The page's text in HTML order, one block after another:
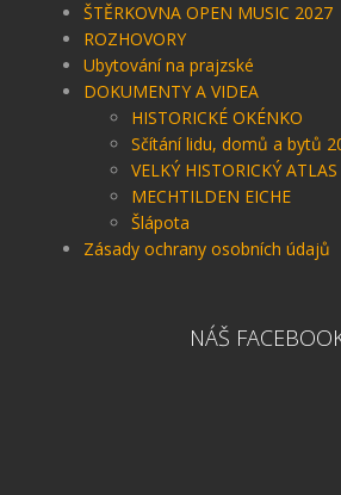
ŠTĚRKOVNA OPEN MUSIC 2027
ROZHOVORY
Ubytování na prajzské
DOKUMENTY A VIDEA
HISTORICKÉ OKÉNKO
Sčítání lidu, domů a bytů
VELKÝ HISTORICKÝ
MECHTILDEN EICHE
Šlápota
Zásady ochrany osobních údajů
NÁŠ